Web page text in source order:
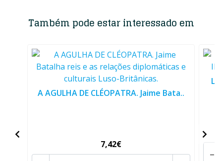
Também pode estar interessado em
A AGULHA DE CLÉOPATRA. Jaime Bata..
7,42€ -